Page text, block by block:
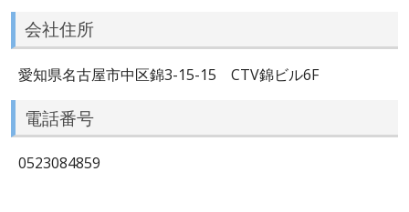
会社住所
愛知県名古屋市中区錦3-15-15 CTV錦ビル6F
電話番号
0523084859